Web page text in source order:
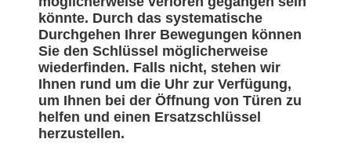
könnte. Durch das systematische
Durchgehen Ihrer Bewegungen können
Sie den Schlüssel möglicherweise
wiederfinden. Falls nicht, stehen wir
Ihnen rund um die Uhr zur Verfügung,
um Ihnen bei der Öffnung von Türen zu
helfen und einen Ersatzschlüssel
herzustellen.